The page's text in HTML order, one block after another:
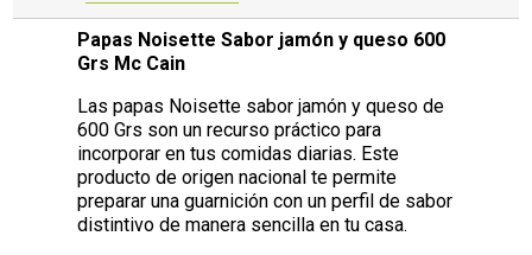
Papas Noisette Sabor jamón y queso 600
Grs Mc Cain
Las papas Noisette sabor jamón y queso de
600 Grs son un recurso práctico para
incorporar en tus comidas diarias. Este
producto de origen nacional te permite
preparar una guarnición con un perfil de sabor
distintivo de manera sencilla en tu casa.